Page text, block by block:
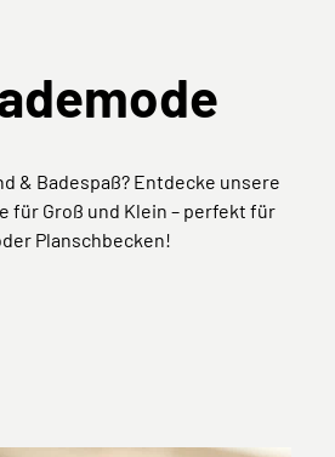
& Badespaß? Entdecke unsere
für Groß und Klein – perfekt für
Planschbecken!